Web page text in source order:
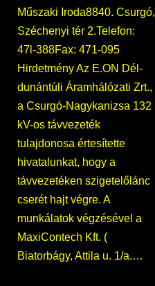
Műszaki Iroda8840. Csurgó,
Széchenyi tér 2.Telefon:
47l-388Fax: 471-095
Hirdetmény Az E.ON Dél-
dunántúli Áramhálózati Zrt.,
a Csurgó-Nagykanizsa 132
kV-os távvezeték
tulajdonosa értesítette
hivatalunkat, hogy a
távvezetéken szigetelőlánc
cserét hajt végre. A
munkálatok végzésével a
MaxiContech Kft. (
Biatorbágy, Attila u. 1/a.…